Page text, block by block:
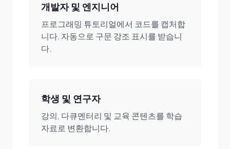
개발자 및 엔지니어
프로그래밍 튜토리얼에서 코드를 캡처합
니다. 자동으로 구문 강조 표시를 받습니
다.
학생 및 연구자
강의, 다큐멘터리 및 교육 콘텐츠를 학습
자료로 변환합니다.